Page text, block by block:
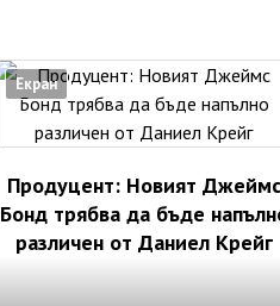
Екран
Продуцент: Новият Джеймс
Бонд трябва да бъде
различен от Даниел Крейг